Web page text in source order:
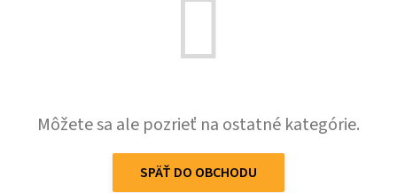
Môžete sa ale pozrieť na ostatné kategórie.
SPÄŤ DO OBCHODU